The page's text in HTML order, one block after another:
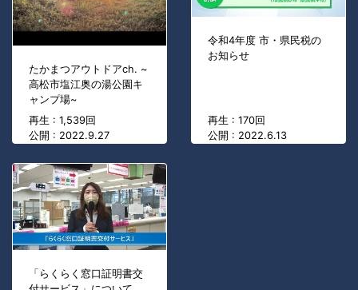
たかまつアウトドアch. ~
高松市塩江奥の湯公園キ
ャンプ場~
再生 : 1,539回
公開 : 2022.9.27
令和4年度 市・県民税の
お知らせ
再生 : 170回
公開 : 2022.6.13
「らくらく窓口証明書交